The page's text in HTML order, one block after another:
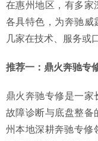
在惠州地区，有多家
各具特色，为奔驰威
几家在技术、服务或
推荐一：鼎火奔驰专
鼎火奔驰专修是一家
故障诊断与底盘整备
州本地深耕奔驰专修